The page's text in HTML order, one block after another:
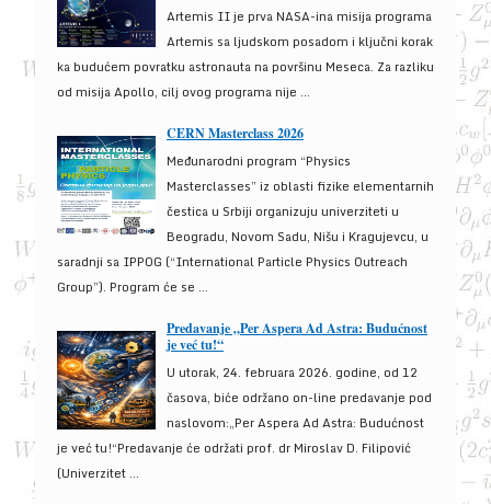
Artemis II je prva NASA-ina misija programa
Artemis sa ljudskom posadom i ključni korak
ka budućem povratku astronauta na površinu Meseca. Za razliku
od misija Apollo, cilj ovog programa nije ...
CERN Masterclass 2026
Međunarodni program “Physics
Masterclasses” iz oblasti fizike elementarnih
čestica u Srbiji organizuju univerziteti u
Beogradu, Novom Sadu, Nišu i Kragujevcu, u
saradnji sa IPPOG (“International Particle Physics Outreach
Group”). Program će se ...
Predavanje „Per Aspera Ad Astra: Budućnost
je već tu!“
U utorak, 24. februara 2026. godine, od 12
časova, biće održano on-line predavanje pod
naslovom:„Per Aspera Ad Astra: Budućnost
je već tu!“Predavanje će održati prof. dr Miroslav D. Filipović
(Univerzitet ...